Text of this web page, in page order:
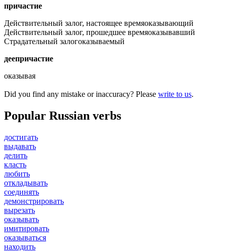
причастие
Действительный залог, настоящее времяоказывающий
Действительный залог, прошедшее времяоказывавший
Страдательный залогоказываемый
деепричастие
оказывая
Did you find any mistake or inaccuracy? Please write to us.
Popular Russian verbs
достигать
выдавать
делить
класть
любить
откладывать
соединять
демонстрировать
вырезать
оказывать
имитировать
оказываться
находить